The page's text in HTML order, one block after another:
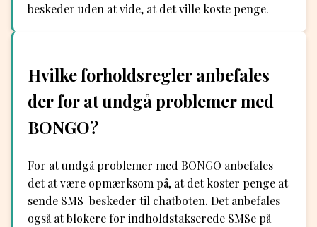
beskeder uden at vide, at det ville koste penge.
Hvilke forholdsregler anbefales
der for at undgå problemer med
BONGO?
For at undgå problemer med BONGO anbefales
det at være opmærksom på, at det koster penge at
sende SMS-beskeder til chatboten. Det anbefales
også at blokere for indholdstakserede SMSe på